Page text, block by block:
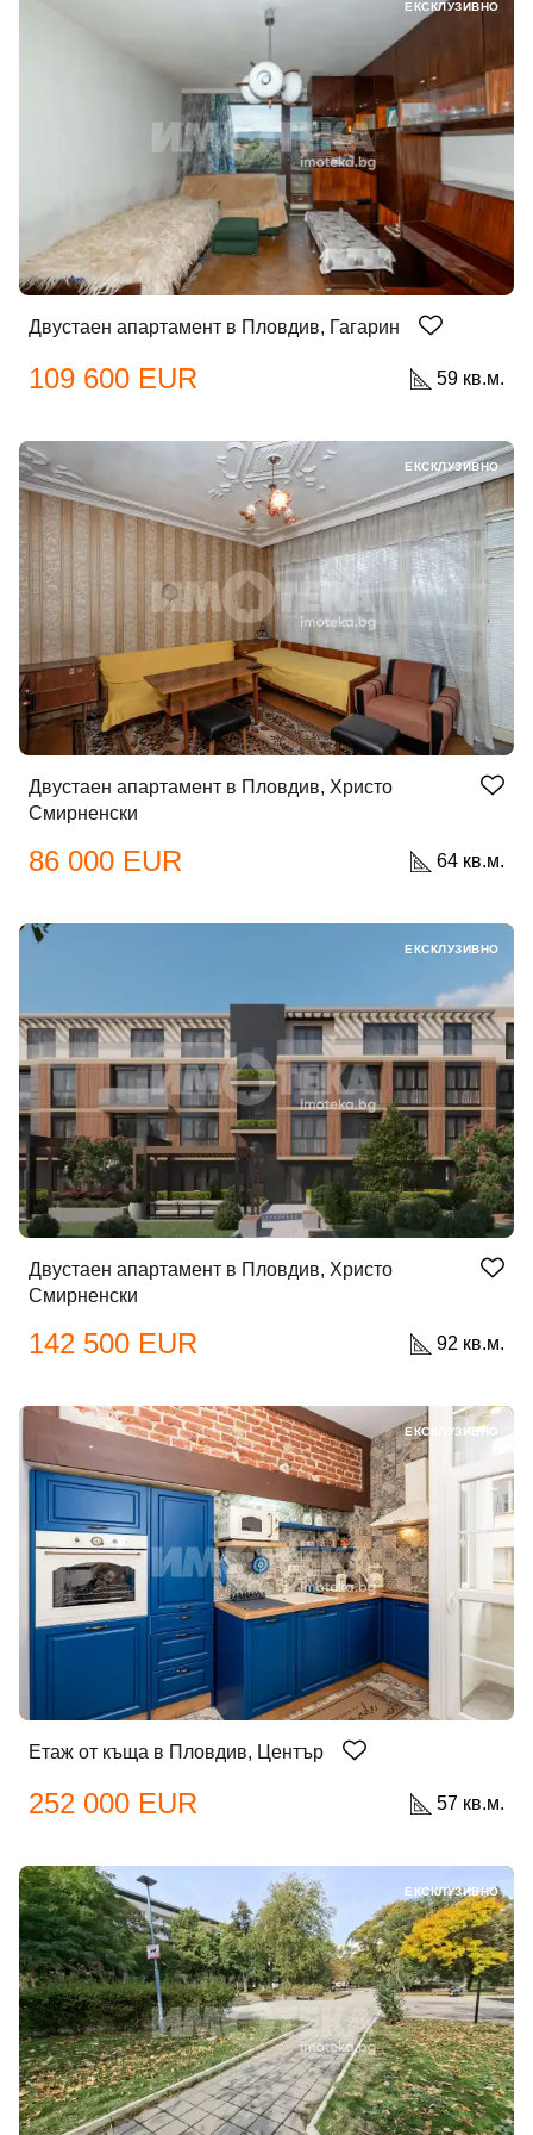
Добре дошъл!
Имейл Адрес
Парола
Двустаен апартамент в Пловдив, Гагарин
109 600 EUR 59 кв.м.
ЕКСКЛУЗИВНО
Двустаен апартамент в Пловдив, Христо
Смирненски
86 000 EUR 64 кв.м.
ЕКСКЛУЗИВНО
Двустаен апартамент в Пловдив, Христо
Смирненски
142 500 EUR 92 кв.м.
ЕКСКЛУЗИВНО
Етаж от къща в Пловдив, Център
252 000 EUR 57 кв.м.
ЕКСКЛУЗИВНО
ЕКСКЛУЗИВНО